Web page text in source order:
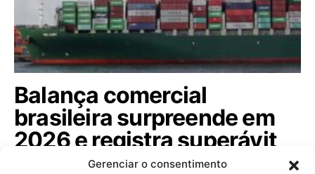
Gerenciar o consentimento
Balança comercial
brasileira surpreende em
2026 e registra superávit
de US$ 7,1 bi em julho